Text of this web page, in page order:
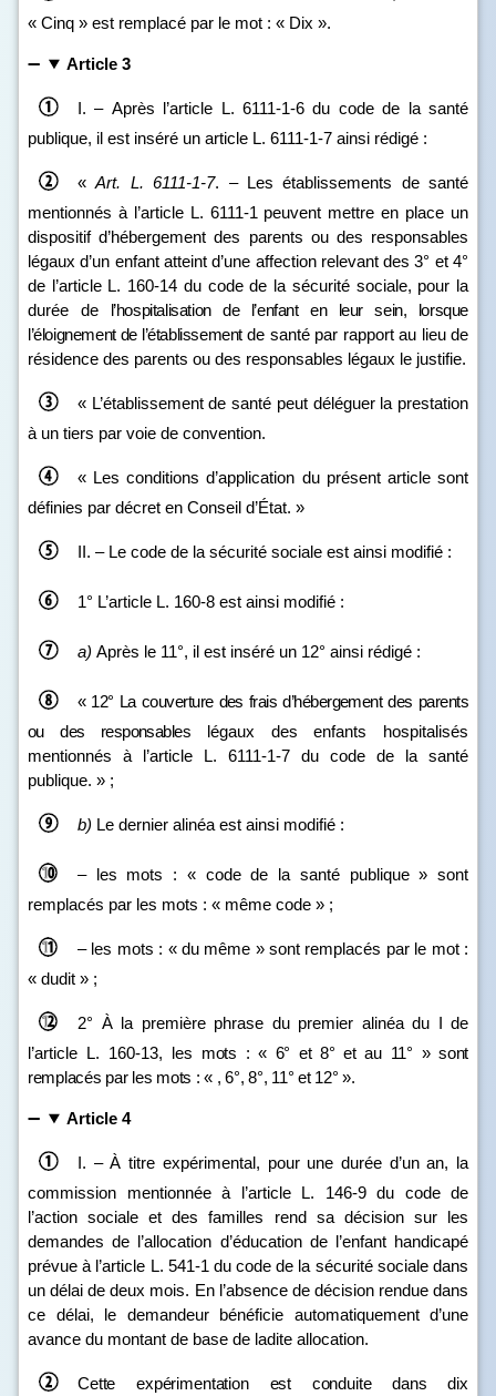
« Cinq » est remplacé par le mot : « Dix ».
Article 3
I. – Après l’article L. 6111‑1‑6 du code de la santé
publique, il est inséré un article L. 6111‑1‑7 ainsi rédigé :
«Art. L. 6111‑1‑7. – Les établissements de santé
mentionnés à l’article L. 6111‑1 peuvent mettre en place un
dispositif d’hébergement des parents ou des responsables
légaux d’un enfant atteint d’une affection relevant des 3° et 4°
de l’article L. 160‑14 du code de la sécurité sociale, pour la
durée de l’hospitalisation de l’enfant en leur sein, lorsque
l’éloignement de l’établissement de santé par rapport au lieu de
résidence des parents ou des responsables légaux le justifie.
« L’établissement de santé peut déléguer la prestation
à un tiers par voie de convention.
« Les conditions d’application du présent article sont
définies par décret en Conseil d’État. »
II. – Le code de la sécurité sociale est ainsi modifié :
1° L’article L. 160‑8 est ainsi modifié :
a) Après le 11°, il est inséré un 12° ainsi rédigé :
« 12° La couverture des frais d’hébergement des parents
ou des responsables légaux des enfants hospitalisés
mentionnés à l’article L. 6111‑1‑7 du code de la santé
publique. » ;
b) Le dernier alinéa est ainsi modifié :
– les mots : « code de la santé publique » sont
remplacés par les mots : « même code » ;
– les mots : « du même » sont remplacés par le mot :
« dudit » ;
2° À la première phrase du premier alinéa du I de
l’article L. 160‑13, les mots : « 6° et 8° et au 11° » sont
remplacés par les mots : « , 6°, 8°, 11° et 12° ».
Article 4
I. – À titre expérimental, pour une durée d’un an, la
commission mentionnée à l’article L. 146‑9 du code de
l’action sociale et des familles rend sa décision sur les
demandes de l’allocation d’éducation de l’enfant handicapé
prévue à l’article L. 541‑1 du code de la sécurité sociale dans
un délai de deux mois. En l’absence de décision rendue dans
ce délai, le demandeur bénéficie automatiquement d’une
avance du montant de base de ladite allocation.
Cette expérimentation est conduite dans dix